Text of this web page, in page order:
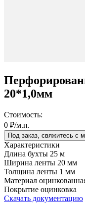
20*1,0мм
Стоимость:
0 ₽/м.п.
Под заказ, свяжитесь с
Характеристики
Длина бухты 25 м
Ширина ленты 20 мм
Толщина ленты 1 мм
Материал
Покрытие оцинковка
Скачать документацию